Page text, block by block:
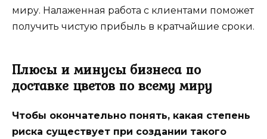
миру. Налаженная работа с клиентами поможет
получить чистую прибыль в кратчайшие сроки.
Плюсы и минусы бизнеса по
доставке цветов по всему миру
Чтобы окончательно понять, какая степень
риска существует при создании такого